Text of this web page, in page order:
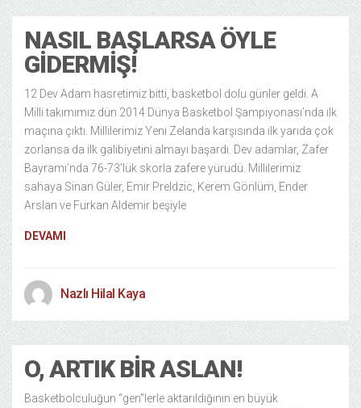
NASIL BAŞLARSA ÖYLE
GIDERMIŞ!
12 Dev Adam hasretimiz bitti, basketbol dolu günler geldi. A
Milli takımımız dün 2014 Dünya Basketbol Şampiyonası’nda ilk
maçına çıktı. Millilerimiz Yeni Zelanda karşısında ilk yarıda çok
zorlansa da ilk galibiyetini almayı başardı. Dev adamlar, Zafer
Bayramı’nda 76-73’lük skorla zafere yürüdü. Millilerimiz
sahaya Sinan Güler, Emir Preldzic, Kerem Gönlüm, Ender
Arslan ve Furkan Aldemir beşiyle
DEVAMI
Nazlı Hilal Kaya
O, ARTIK BIR ASLAN!
Basketbolculuğun “gen”lerle aktarıldığının en büyük